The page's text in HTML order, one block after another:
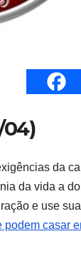
04)
da
da vida a
e use
casar